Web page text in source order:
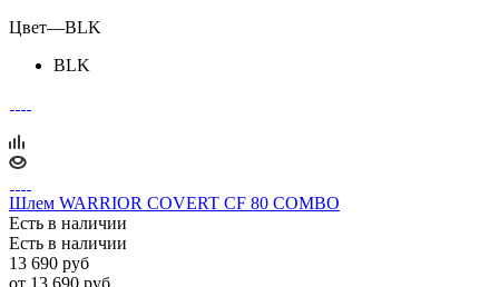
Цвет—BLK
BLK
Шлем WARRIOR COVERT CF 80 COMBO
Есть в наличии
Есть в наличии
13 690 руб
от 13 690 руб